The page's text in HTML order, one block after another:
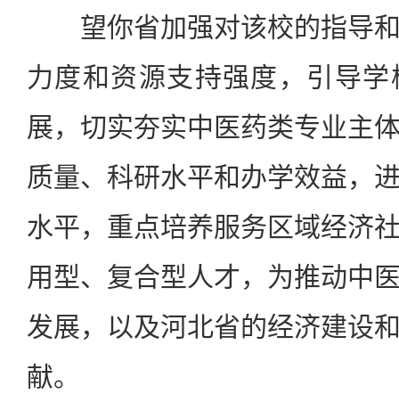
望你省加强对该校的指导和
力度和资源支持强度，引导
展，切实夯实中医药类专业主
质量、科研水平和办学效益，
水平，重点培养服务区域经济
用型、复合型人才，为推动中
发展，以及河北省的经济建设
献。